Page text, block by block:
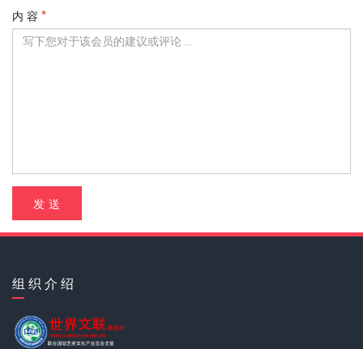
内 容
发 送
组 织 介 绍